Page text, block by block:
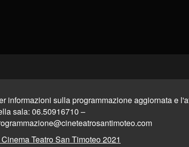
informazioni sulla programmazione aggiornata e
sala: 06.50916710 –
Teatro San Timoteo 2021